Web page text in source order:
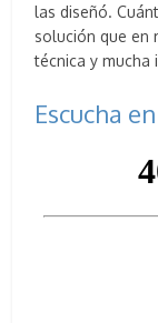
las diseñó.
solución que en
técnica y mucha
Escucha